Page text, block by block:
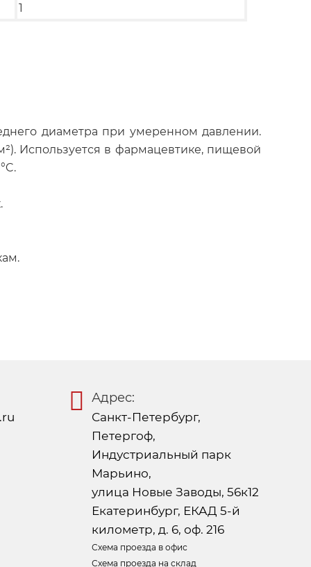
1
диаметра при умеренном давлении.
Используется в фармацевтике, пищевой
Адрес:
Санкт-Петербург,
Петергоф,
Индустриальный парк
Марьино,
улица Новые Заводы, 56к12
Екатеринбург, ЕКАД 5-й
километр, д. 6, оф. 216
Схема проезда в офис
Схема проезда на склад